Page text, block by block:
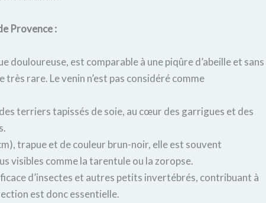
Provence :
douloureuse, est comparable à une piqûre d’abeille et sans
très rare. Le venin n’est pas considéré comme
terriers tapissés de soie, au cœur des garrigues et des
trapue et de couleur brun-noir, elle est souvent
visibles comme la tarentule ou la zoropse.
d’insectes et autres petits invertébrés, contribuant à
est donc essentielle.